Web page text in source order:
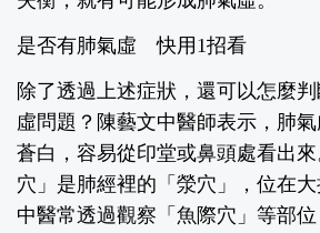
是否有肺氣虛 快用1招看
除了透過上述症狀，還可以怎麼
虛問題？陳藝文中醫師表示，肺
蒼白，容易從印堂或鼻頭處看出
穴」是肺經裡的「滎穴」，位在大
中醫常透過觀察「魚際穴」等部